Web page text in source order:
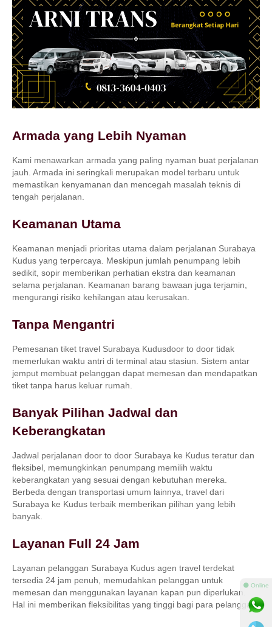
Armada yang Lebih Nyaman
Kami menawarkan armada yang paling nyaman buat perjalanan
jauh. Armada ini seringkali merupakan model terbaru untuk
memastikan kenyamanan dan mencegah masalah teknis di
tengah perjalanan.
Keamanan Utama
Keamanan menjadi prioritas utama dalam perjalanan Surabaya
Kudus yang terpercaya. Meskipun jumlah penumpang lebih
sedikit, sopir memberikan perhatian ekstra dan keamanan
selama perjalanan. Keamanan barang bawaan juga terjamin,
mengurangi risiko kehilangan atau kerusakan.
Tanpa Mengantri
Pemesanan tiket travel Surabaya Kudusdoor to door tidak
memerlukan waktu antri di terminal atau stasiun. Sistem antar
jemput membuat pelanggan dapat memesan dan mendapatkan
tiket tanpa harus keluar rumah.
Banyak Pilihan Jadwal dan
Keberangkatan
Jadwal perjalanan door to door Surabaya ke Kudus teratur dan
fleksibel, memungkinkan penumpang memilih waktu
keberangkatan yang sesuai dengan kebutuhan mereka.
Berbeda dengan transportasi umum lainnya, travel dari
Surabaya ke Kudus terbaik memberikan pilihan yang lebih
banyak.
Layanan Full 24 Jam
Layanan pelanggan Surabaya Kudus agen travel terdekat
tersedia 24 jam penuh, memudahkan pelanggan untuk
memesan dan menggunakan layanan kapan pun diperlukan.
Hal ini memberikan fleksibilitas yang tinggi bagi para pelanggan.
⚫ Online